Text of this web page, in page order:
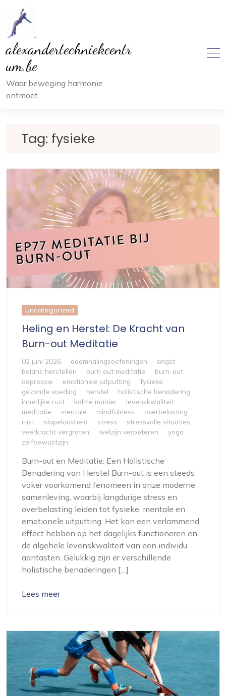
inhoud
alexandertechniekcentr
um.be
Waar beweging harmonie
ontmoet.
Tag: fysieke
Uncategorized
Heling en Herstel: De Kracht van
Burn-out Meditatie
02 juni 2026 ademhalingsoefeningen
angst
balans herstellen
burn out meditatie
burn-out
depressie
emotionele uitputting
fysieke
gezonde voeding
herstel
holistische benadering
innerlijke rust
kalme manier
levenskwaliteit
meditatie
mentale mindfulness
overbelasting
rust
slapeloosheid stress
stressvolle situaties
veerkracht vergroten
welzijn verbeteren
yoga
zelfbewustzijn
Burn-out en Meditatie: Een Holistische
Benadering van Herstel Burn-out is een steeds
vaker voorkomend fenomeen in onze moderne
samenleving, waarbij langdurige stress en
overbelasting leiden tot fysieke, mentale en
emotionele uitputting. Het kan een verlammend
effect hebben op het dagelijks functioneren en
de algehele levenskwaliteit van een individu
aantasten. Gelukkig zijn er verschillende
holistische benaderingen […]
Lees meer